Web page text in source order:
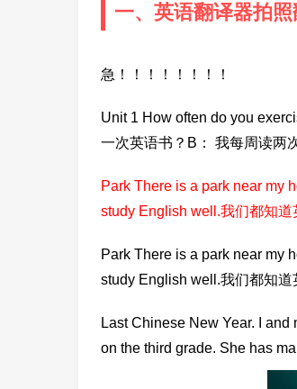
一、英语翻译器拍
急！！！！！！！！
Unit 1 How often do you
一次英语书？B： 我每周读两
Park There is a park near my
study English well.我们都知道
Park There is a park near my
study English well.我们都知道
Last Chinese New Year. I and
on the third grade. She has